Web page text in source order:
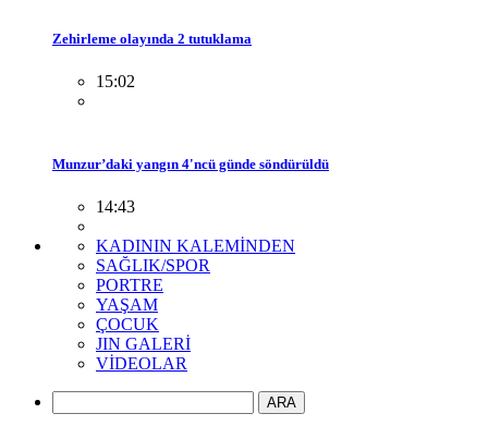
Zehirleme olayında 2 tutuklama
15:02
Munzur’daki yangın 4'ncü günde söndürüldü
14:43
KADININ KALEMİNDEN
SAĞLIK/SPOR
PORTRE
YAŞAM
ÇOCUK
JIN GALERİ
VİDEOLAR
ARA